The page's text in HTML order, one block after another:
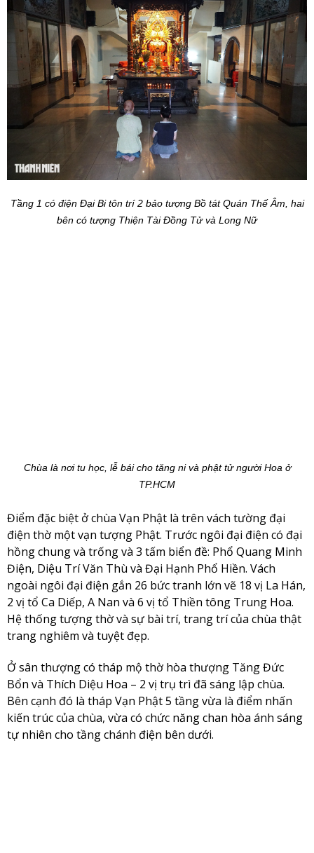
Tầng 1 có điện Đại Bi tôn trí 2 bảo tượng Bồ tát Quán Thế Âm, hai
bên có tượng Thiện Tài Đồng Tử và Long Nữ
Chùa là nơi tu học, lễ bái cho tăng ni và phật tử người Hoa ở
TP.HCM
Điểm đặc biệt ở chùa Vạn Phật là trên vách tường đại
điện thờ một vạn tượng Phật. Trước ngôi đại điện có đại
hồng chung và trống và 3 tấm biển đề: Phổ Quang Minh
Điện, Diệu Trí Văn Thù và Đại Hạnh Phổ Hiền. Vách
ngoài ngôi đại điện gắn 26 bức tranh lớn vẽ 18 vị La Hán,
2 vị tổ Ca Diếp, A Nan và 6 vị tổ Thiền tông Trung Hoa.
Hệ thống tượng thờ và sự bài trí, trang trí của chùa thật
trang nghiêm và tuyệt đẹp.
Ở sân thượng có tháp mộ thờ hòa thượng Tăng Đức
Bổn và Thích Diệu Hoa – 2 vị trụ trì đã sáng lập chùa.
Bên cạnh đó là tháp Vạn Phật 5 tầng vừa là điểm nhấn
kiến trúc của chùa, vừa có chức năng chan hòa ánh sáng
tự nhiên cho tầng chánh điện bên dưới.